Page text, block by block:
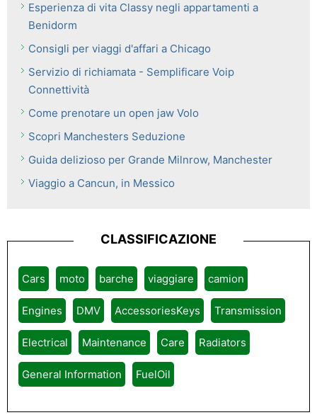
Esperienza di vita Classy negli appartamenti a
Benidorm
Consigli per viaggi d'affari a Chicago
Servizio di richiamata - Semplificare Voip
Connettività
Come prenotare un open jaw Volo
Scopri Manchesters Seduzione
Guida delizioso per Grande Milnrow, Manchester
Viaggio a Cancun, in Messico
CLASSIFICAZIONE
Cars moto barche viaggiare camion
Engines DMV AccessoriesKeys Transmission
Electrical Maintenance Care Radiators
General Information FuelOil